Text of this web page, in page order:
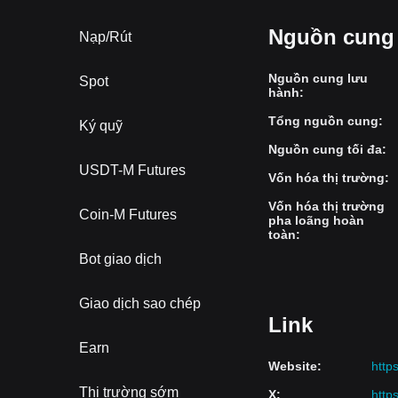
Nạp/Rút
Spot
Ký quỹ
USDT-M Futures
Coin-M Futures
Bot giao dịch
Giao dịch sao chép
Earn
Thị trường sớm
Nguồn
Nguồn cung lưu
hành:
Tổng nguồn cung:
Nguồn cung tối đa:
Vốn hóa thị trường:
Vốn hóa thị trường
pha loãng hoàn
toàn:
Link
Website:
X: